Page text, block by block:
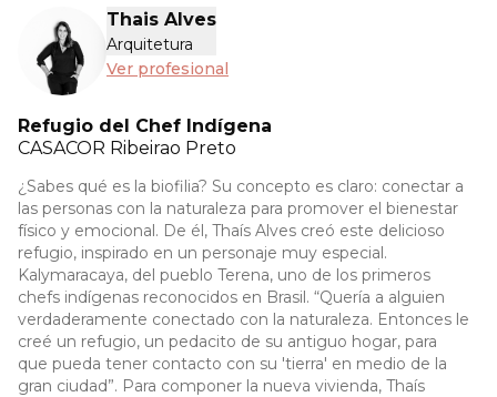
Thais Alves
Arquitetura
Ver profesional
Refugio del Chef Indígena
CASACOR Ribeirao Preto
¿Sabes qué es la biofilia? Su concepto es claro: conectar a
las personas con la naturaleza para promover el bienestar
físico y emocional. De él, Thaís Alves creó este delicioso
refugio, inspirado en un personaje muy especial.
Kalymaracaya, del pueblo Terena, uno de los primeros
chefs indígenas reconocidos en Brasil. “Quería a alguien
verdaderamente conectado con la naturaleza. Entonces le
creé un refugio, un pedacito de su antiguo hogar, para
que pueda tener contacto con su 'tierra' en medio de la
gran ciudad”. Para componer la nueva vivienda, Thaís